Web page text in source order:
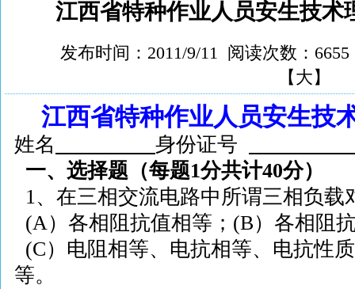
江西省特种作业人员安生技术
发布时间：2011/9/11 阅读次数：
【大】
江西省特种作业人员安生技
姓名
身份证号
一、 选择题（每题1分共计40分）
1、在三相交流电路中所谓三相负载
(A）各相阻抗值相等； (B）各相阻
(C）电阻相等、电抗相等、电抗性
等。